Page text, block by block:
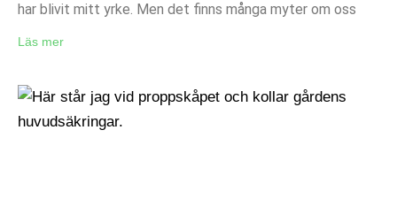
har blivit mitt yrke. Men det finns många myter om oss
Läs mer